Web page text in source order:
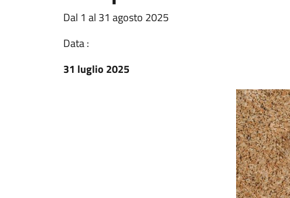
Dal 1 al 31 agosto 2025
Data :
31 luglio 2025